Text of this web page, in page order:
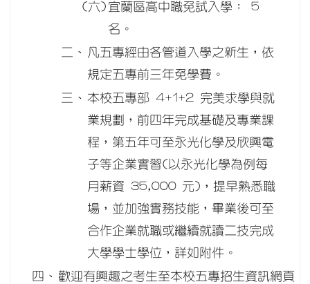
(六) 宜蘭區高中職免試入學： 5
名。
二、 凡五專經由各管道入學之新生，依
規定五專前三年免學費。
三、 本校五專部 4+1+2 完美求學與就
業規劃，前四年完成基礎及專業課
程，第五年可至永光化學及欣興電
子等企業實習(以永光化學為例每
月薪資 35,000 元)，提早熟悉職
場，並加強實務技能，畢業後可至
合作企業就職或繼續就讀二技完成
大學學士學位，詳如附件。
四、 歡迎有興趣之考生至本校五專招生資訊網頁